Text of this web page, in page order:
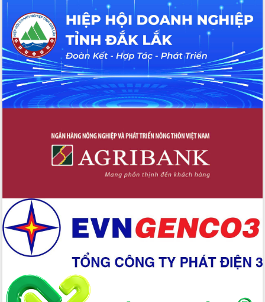
Chuyển đổi số thư viện: Mở rộng
không gian tri thức trong thời đại số
Đánh giá, rút kinh nghiệm công tác tổ
chức diễn tập trước ngày bầu cử
Chương trình “Gặp gỡ hữu nghị –
Friendship Meeting New Year 2026”
Bầu cử Quốc hội và HĐND: Cử tri Đắk
Lắk gửi gắm niềm tin, kỳ vọng vào lá
phiếu
Ngày hội bầu cử đại biểu Quốc hội
khóa XVI và HĐND các cấp nhiệm kỳ
Đảm bảo cuộc bầu cử đại biểu Quốc
an toàn, hiệu quả, đúng quy định
Thủ tướng Chính phủ Phạm Minh Chính
kiểm tra, chỉ đạo hoàn thành các dự
án cao tốc và thăm khu tái định cư tại
Đắk Lắk
Sôi nổi Hội đua ngựa truyền thống Gò
Thì Thùng mừng Xuân Bính Ngọ 2026
Lãnh đạo tỉnh dâng hương tưởng niệm